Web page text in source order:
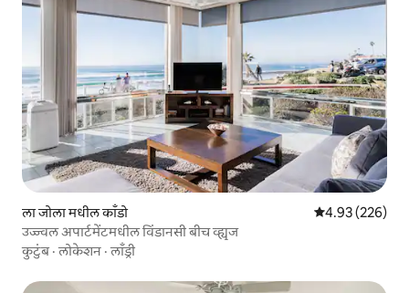
ला जोला मधील काँडो 5 पैकी 4.93
4.93 (226)
उज्ज्वल अपार्टमेंटमधील विंडानसी बीच व्ह्यूज
कुटुंब·लोकेशन ·लाँड्री